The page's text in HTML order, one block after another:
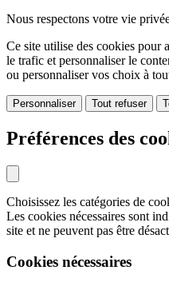
Nous respectons votre vie
Ce site utilise des cookies pour
le trafic et personnaliser le
ou personnaliser vos choix à
Personnaliser Tout refuser
Préférences des
Choisissez les catégories de
Les cookies nécessaires sont
site et ne peuvent pas être
Cookies nécessaires